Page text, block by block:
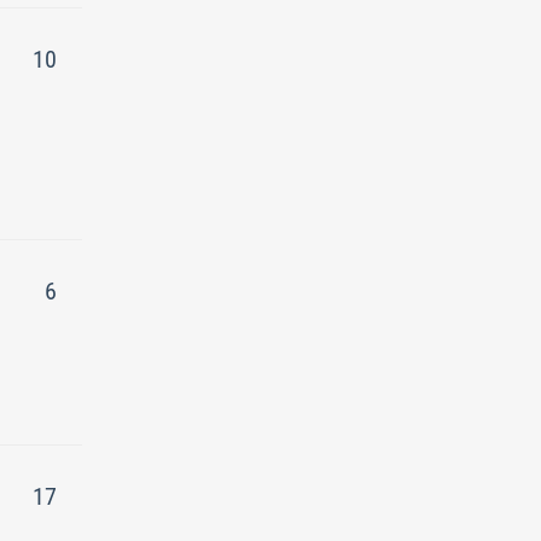
10
6
17